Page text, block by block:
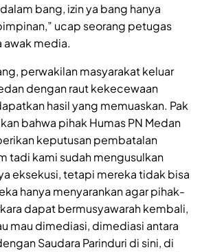
bang, izin ya bang hanya
ucap seorang petugas
awak media.
perwakilan masyarakat keluar
dengan raut kekecewaan
hasil yang memuaskan. Pak
bahwa pihak Humas PN Medan
keputusan pembatalan
tadi kami sudah mengusulkan
eksekusi, tetapi mereka tidak bisa
hanya menyarankan agar pihak-
dapat bermusyawarah kembali,
mau dimediasi, dimediasi antara
Saudara Parinduri di sini, di